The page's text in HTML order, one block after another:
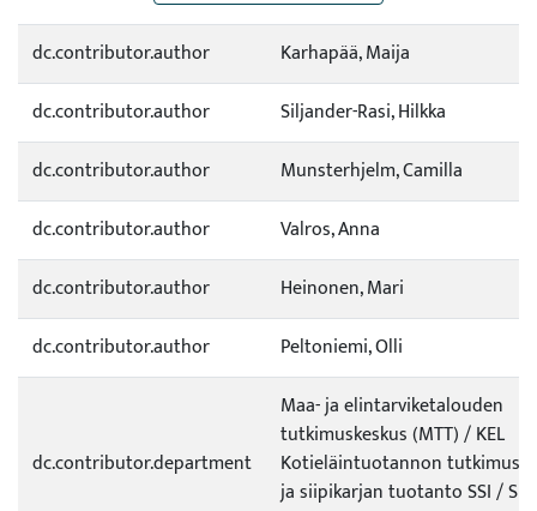
dc.contributor.author
Karhapää, Maija
dc.contributor.author
Siljander-Rasi, Hilkka
dc.contributor.author
Munsterhjelm, Camilla
dc.contributor.author
Valros, Anna
dc.contributor.author
Heinonen, Mari
dc.contributor.author
Peltoniemi, Olli
dc.contributor.department
Maa- ja elintarviketalouden
tutkimuskeskus (MTT) / KEL
Kotieläintuotannon tutkimus /
ja siipikarjan tuotanto SSI /